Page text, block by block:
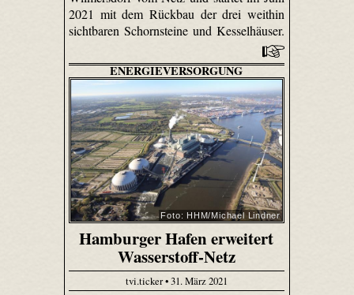
2021 mit dem Rückbau der drei weithin
sichtbaren Schornsteine und Kesselhäuser.
ENERGIEVERSORGUNG
Foto: HHM/Michael Lindner
Hamburger Hafen erweitert
Wasserstoff-Netz
tvi.ticker • 31. März 2021